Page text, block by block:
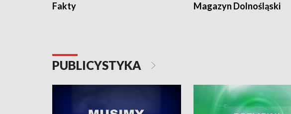
Fakty Magazyn Dolnośląski
PUBLICYSTYKA